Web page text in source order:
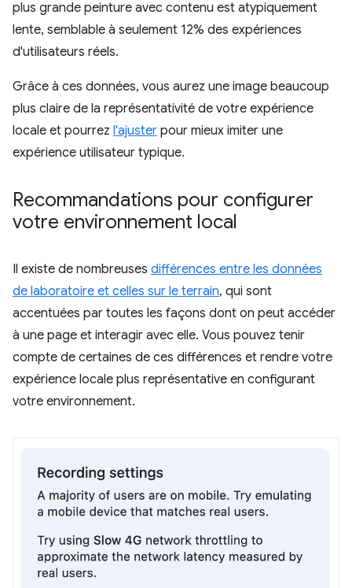
plus grande peinture avec contenu est atypiquement
lente, semblable à seulement 12% des expériences
d'utilisateurs réels.
Grâce à ces données, vous aurez une image beaucoup
plus claire de la représentativité de votre expérience
locale et pourrez l'ajuster pour mieux imiter une
expérience utilisateur typique.
Recommandations pour configurer
votre environnement local
Il existe de nombreuses différences entre les données
de laboratoire et celles sur le terrain, qui sont
accentuées par toutes les façons dont on peut accéder
à une page et interagir avec elle. Vous pouvez tenir
compte de certaines de ces différences et rendre votre
expérience locale plus représentative en configurant
votre environnement.